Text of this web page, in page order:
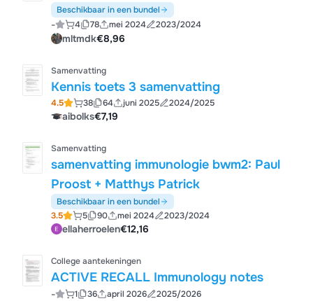
Beschikbaar in een bundel
- 4 78 mei 2024 2023/2024
mltmdk€8,96
Samenvatting
Kennis toets 3 samenvatting
4.5 38 64 juni 2025 2024/2025
aibolks€7,19
Samenvatting
samenvatting immunologie bwm2: Paul
Proost + Matthys Patrick
Beschikbaar in een bundel
3.5
5 90 mei 2024 2023/2024
ellaherroelen€12,16
College aantekeningen
ACTIVE RECALL Immunology notes
- 1 36 april 2026 2025/2026